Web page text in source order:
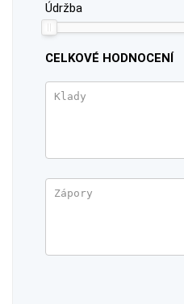
Údržba
CELKOVÉ HODNOCENÍ